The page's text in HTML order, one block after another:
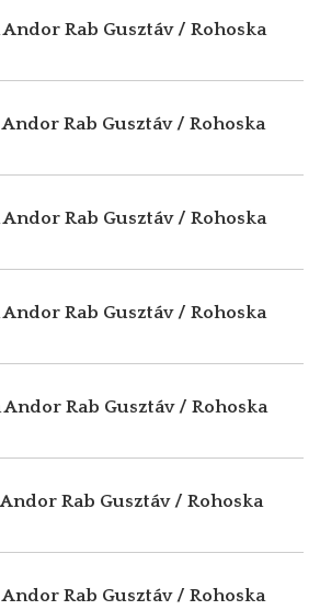
Andor Rab Gusztáv / Rohoska
Andor Rab Gusztáv / Rohoska
Andor Rab Gusztáv / Rohoska
Andor Rab Gusztáv / Rohoska
Andor Rab Gusztáv / Rohoska
Andor Rab Gusztáv / Rohoska
Andor Rab Gusztáv / Rohoska